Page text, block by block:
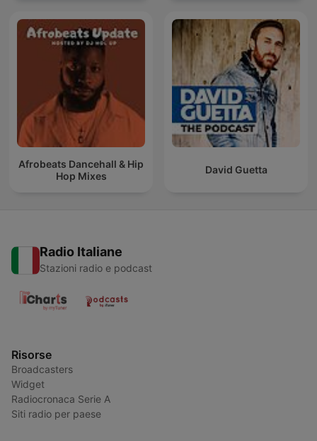
Afrobeats Dancehall & Hip
Hop Mixes
David Guetta
Radio Italiane
Stazioni radio e podcast
Risorse
Broadcasters
Widget
Radiocronaca Serie A
Siti radio per paese